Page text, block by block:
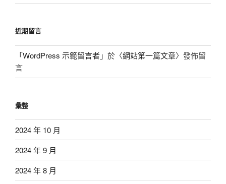
近期留言
「WordPress 示範留言者」於〈網站第一篇文章〉發佈留
言
彙整
2024 年 10 月
2024 年 9 月
2024 年 8 月